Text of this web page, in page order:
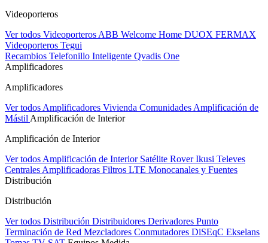
Videoporteros
Ver todos Videoporteros ABB Welcome Home DUOX FERMAX
Videoporteros Tegui
Recambios Telefonillo Inteligente Qvadis One
Amplificadores
Amplificadores
Ver todos Amplificadores Vivienda Comunidades Amplificación de
Mástil Amplificación de Interior
Amplificación de Interior
Ver todos Amplificación de Interior Satélite RoverIkusi Televes
Centrales Amplificadoras Filtros LTE Monocanales y Fuentes
Distribución
Distribución
Ver todos Distribución Distribuidores Derivadores Punto
Terminación de Red Mezcladores Conmutadores DiSEqC Ekselans